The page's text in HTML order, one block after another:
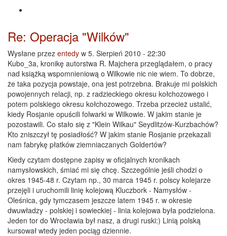
Re: Operacja "Wilków"
Wysłane przez entedy w 5. Sierpień 2010 - 22:30
Kubo_3a, kronikę autorstwa R. Majchera przeglądałem, o pracy
nad książką wspomnieniową o Wilkowie nic nie wiem. To dobrze,
że taka pozycja powstaje, ona jest potrzebna. Brakuje mi polskich
powojennych relacji, np. z radzieckiego okresu kołchozowego i
potem polskiego okresu kołchozowego. Trzeba przecież ustalić,
kiedy Rosjanie opuścili folwarki w Wilkowie. W jakim stanie je
pozostawili. Co stało się z "Klein Wilkau" Seydlitzów-Kurzbachów?
Kto zniszczył tę posiadłość? W jakim stanie Rosjanie przekazali
nam fabrykę płatków ziemniaczanych Goldertów?
Kiedy czytam dostępne zapisy w oficjalnych kronikach
namysłowskich, śmiać mi się chcę. Szczególnie jeśli chodzi o
okres 1945-48 r. Czytam np., 30 marca 1945 r. polscy kolejarze
przejęli i uruchomili linię kolejową Kluczbork - Namysłów -
Oleśnica, gdy tymczasem jeszcze latem 1945 r. w okresie
dwuwładzy - polskiej i sowieckiej - linia kolejowa była podzielona.
Jeden tor do Wrocławia był nasz, a drugi ruski:) Linią polską
kursował wtedy jeden pociąg dziennie.